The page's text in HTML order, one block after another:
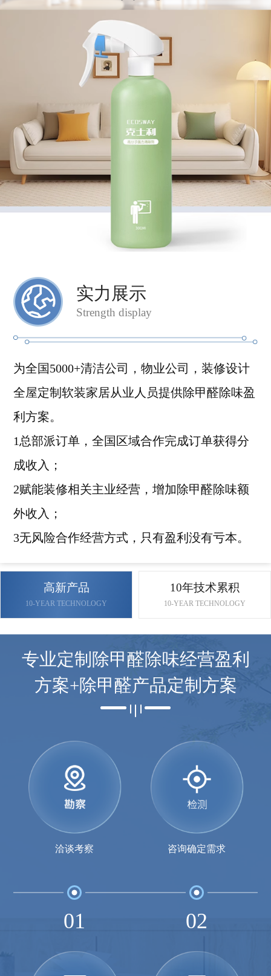
实力展示
Strength display
为全国5000+清洁公司，物业公司，装修设计
全屋定制软装家居从业人员提供除甲醛除味盈
利方案。
1总部派订单，全国区域合作完成订单获得分
成收入；
2赋能装修相关主业经营，增加除甲醛除味额
外收入；
3无风险合作经营方式，只有盈利没有亏本。
高新产品
10-YEAR TECHNOLOGY
10年技术累积
10-YEAR TECHNOLOGY
专业定制除甲醛除味经营盈利
方案+除甲醛产品定制方案
洽谈考察
01
咨询确定需求
02